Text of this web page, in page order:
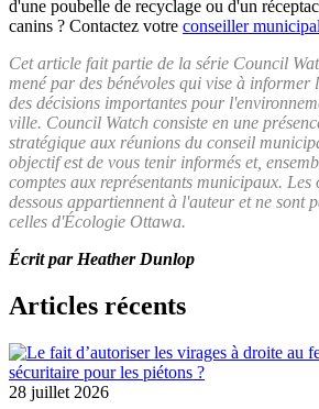
d'une poubelle de recyclage ou d'un
canins ? Contactez votre conseiller municipal
Cet article fait partie de la série Council
mené par des bénévoles qui vise à informer
des décisions importantes pour
ville. Council Watch consiste en une
stratégique aux réunions du conseil
objectif est de vous tenir informés et,
comptes aux représentants municipaux.
dessous appartiennent à l'auteur et ne sont
celles d'Écologie Ottawa.
Écrit par Heather Dunlop
Articles récents
28 juillet 2026